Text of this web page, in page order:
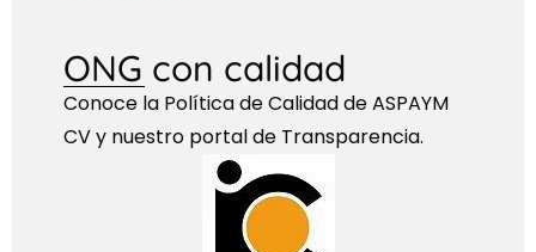
ONG con calidad
Conoce la Política de Calidad de ASPAYM
CV y nuestro portal de Transparencia.